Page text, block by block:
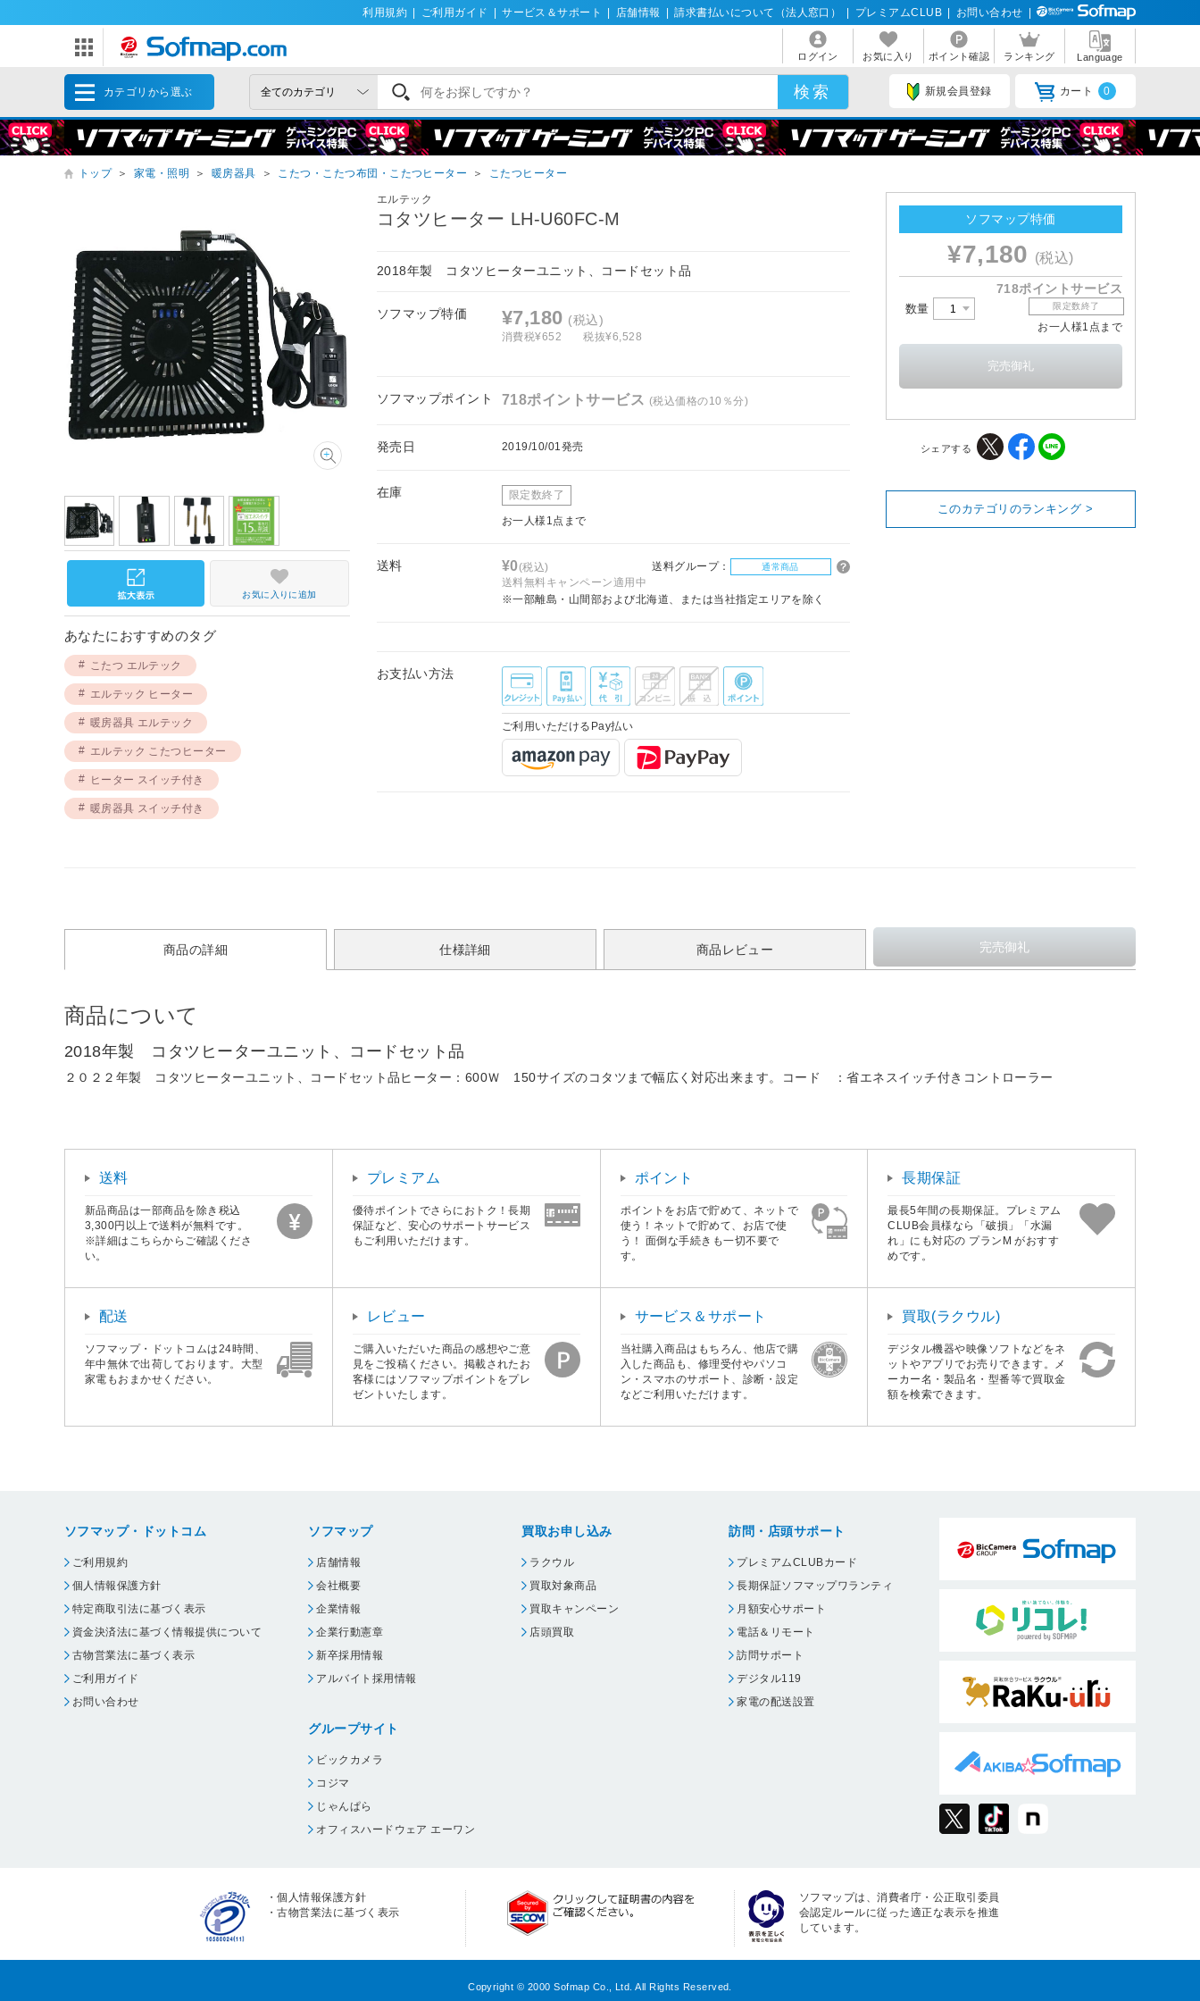
利用規約 ご利用ガイド サービス＆サポート 店舗情報 請求書払いについて（法人窓口） プレミアムCLUB お問い合わせ
ログイン お気に入り ポイント確認 ランキング Language
カテゴリから選ぶ 新規会員登録 カート 0
トップ ＞ 家電・照明 ＞ 暖房器具 ＞ こたつ・こたつ布団・こたつヒーター ＞ こたつヒーター
エルテック
コタツヒーター LH-U60FC-M
2018年製 コタツヒーターユニット、コードセット品
ソフマップ特価 ¥7,180 (税込)
消費税¥652 税抜¥6,528
ソフマップポイント 718ポイントサービス (税込価格の10％分)
発売日 2019/10/01発売
在庫 限定数終了
お一人様1点まで
送料 ¥0(税込) 送料グループ： 通常商品
送料無料キャンペーン適用中
※一部離島・山間部および北海道、または当社指定エリアを除く
お支払い方法
ご利用いただけるPay払い
お気に入りに追加
あなたにおすすめのタグ
こたつ エルテック
エルテック ヒーター
暖房器具 エルテック
エルテック こたつヒーター
ヒーター スイッチ付き
暖房器具 スイッチ付き
ソフマップ特価
¥7,180 (税込)
718ポイントサービス
数量 限定数終了
お一人様1点まで
シェアする
このカテゴリのランキング >
商品の詳細 仕様詳細 商品レビュー
商品について
2018年製 コタツヒーターユニット、コードセット品
２０２２年製 コタツヒーターユニット、コードセット品ヒーター：600Ｗ 150サイズのコタツまで幅広く対応出来ます。コード ：省エネスイッチ付きコントローラー
送料
新品商品は一部商品を除き税込
3,300円以上で送料が無料です。
※詳細はこちらからご確認くださ
い。
プレミアム
優待ポイントでさらにおトク！長期
保証など、安心のサポートサービス
もご利用いただけます。
ポイント
ポイントをお店で貯めて、ネットで
使う！ネットで貯めて、お店で使
う！ 面倒な手続きも一切不要で
す。
長期保証
最長5年間の長期保証。プレミアム
CLUB会員様なら「破損」「水漏
れ」にも対応の プランM がおすす
めです。
配送
ソフマップ・ドットコムは24時間、
年中無休で出荷しております。大型
家電もおまかせください。
レビュー
ご購入いただいた商品の感想やご意
見をご投稿ください。掲載されたお
客様にはソフマップポイントをプレ
ゼントいたします。
サービス＆サポート
当社購入商品はもちろん、他店で購
入した商品も、修理受付やパソコ
ン・スマホのサポート、診断・設定
などご利用いただけます。
買取(ラクウル)
デジタル機器や映像ソフトなどをネ
ットやアプリでお売りできます。メ
ーカー名・製品名・型番等で買取金
額を検索できます。
ソフマップ・ドットコム
ご利用規約
個人情報保護方針
特定商取引法に基づく表示
資金決済法に基づく情報提供について
古物営業法に基づく表示
ご利用ガイド
お問い合わせ
ソフマップ
店舗情報
会社概要
企業情報
企業行動憲章
新卒採用情報
アルバイト採用情報
グループサイト
ビックカメラ
コジマ
じゃんぱら
オフィスハードウェア エーワン
買取お申し込み
ラクウル
買取対象商品
買取キャンペーン
店頭買取
訪問・店頭サポート
プレミアムCLUBカード
長期保証ソフマップワランティ
月額安心サポート
電話＆リモート
訪問サポート
デジタル119
家電の配送設置
・個人情報保護方針
・古物営業法に基づく表示
ソフマップは、消費者庁・公正取引委員
会認定ルールに従った適正な表示を推進
しています。
Copyright © 2000 Sofmap Co., Ltd. All Rights Reserved.